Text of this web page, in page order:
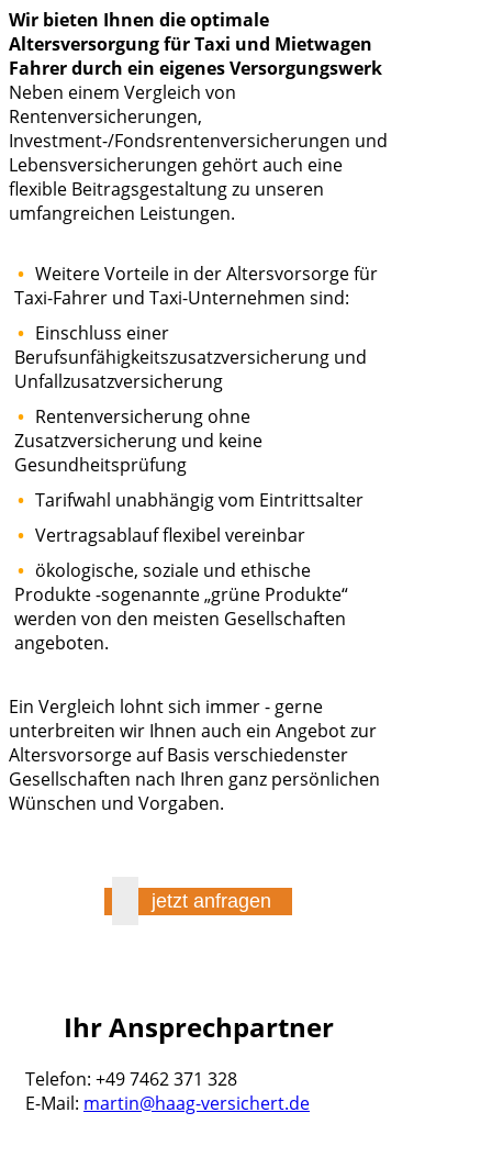
Wir bieten Ihnen die optimale
Altersversorgung für Taxi und Mietwagen
Fahrer durch ein eigenes Versorgungswerk
Neben einem Vergleich von
Rentenversicherungen,
Investment-/Fondsrentenversicherungen und
Lebensversicherungen gehört auch eine
flexible Beitragsgestaltung zu unseren
umfangreichen Leistungen.
Weitere Vorteile in der Altersvorsorge für
Taxi-Fahrer und Taxi-Unternehmen sind:
Einschluss einer
Berufsunfähigkeitszusatzversicherung und
Unfallzusatzversicherung
Rentenversicherung ohne
Zusatzversicherung und keine
Gesundheitsprüfung
Tarifwahl unabhängig vom Eintrittsalter
Vertragsablauf flexibel vereinbar
ökologische, soziale und ethische
Produkte -sogenannte „grüne Produkte“
werden von den meisten Gesellschaften
angeboten.
Ein Vergleich lohnt sich immer - gerne
unterbreiten wir Ihnen auch ein Angebot zur
Altersvorsorge auf Basis verschiedenster
Gesellschaften nach Ihren ganz persönlichen
Wünschen und Vorgaben.
jetzt anfragen
Ihr Ansprechpartner
Telefon: +49 7462 371 328
E-Mail: martin@haag-versichert.de